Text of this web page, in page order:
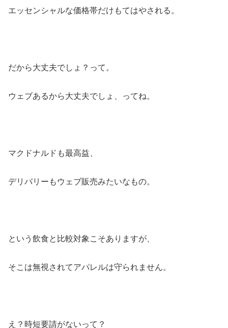
エッセンシャルな価格帯だけもてはやされる。
だから大丈夫でしょ？って。
ウェブあるから大丈夫でしょ、ってね。
マクドナルドも最高益、
デリバリーもウェブ販売みたいなもの。
という飲食と比較対象こそありますが、
そこは無視されてアパレルは守られません。
え？時短要請がないって？